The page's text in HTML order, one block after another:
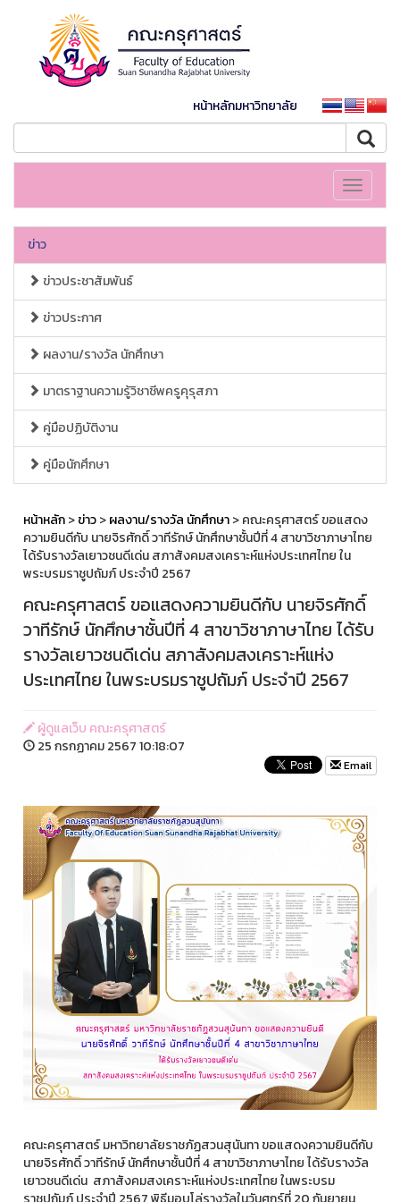
หน้าหลักมหาวิทยาลัย
Toggle
ข่าว
ข่าวประชาสัมพันธ์
ข่าวประกาศ
ผลงาน/รางวัล นักศึกษา
มาตราฐานความรู้วิชาชีพครูคุรุสภา
คู่มือปฏิบัติงาน
คู่มือนักศึกษา
หน้าหลัก>ข่าว>ผลงาน/รางวัล นักศึกษา> คณะครุศาสตร์ ขอแสดง
ความยินดีกับ นายจิรศักดิ์ วาทีรักษ์ นักศึกษาชั้นปีที่ 4 สาขาวิชาภาษาไทย
ได้รับรางวัลเยาวชนดีเด่น สภาสังคมสงเคราะห์แห่งประเทศไทย ใน
พระบรมราชูปถัมภ์ ประจำปี 2567
คณะครุศาสตร์ ขอแสดงความยินดีกับ นายจิรศักดิ์
วาทีรักษ์ นักศึกษาชั้นปีที่ 4 สาขาวิชาภาษาไทย ได้รับ
รางวัลเยาวชนดีเด่น สภาสังคมสงเคราะห์แห่ง
ประเทศไทย ในพระบรมราชูปถัมภ์ ประจำปี 2567
ผู้ดูแลเว็บ คณะครุศาสตร์
25 กรกฏาคม 2567 10:18:07
Email
คณะครุศาสตร์ มหาวิทยาลัยราชภัฏสวนสุนันทา ขอแสดงความยินดีกับ
นายจิรศักดิ์ วาทีรักษ์ นักศึกษาชั้นปีที่ 4 สาขาวิชาภาษาไทย ได้รับรางวัล
เยาวชนดีเด่น สภาสังคมสงเคราะห์แห่งประเทศไทย ในพระบรม